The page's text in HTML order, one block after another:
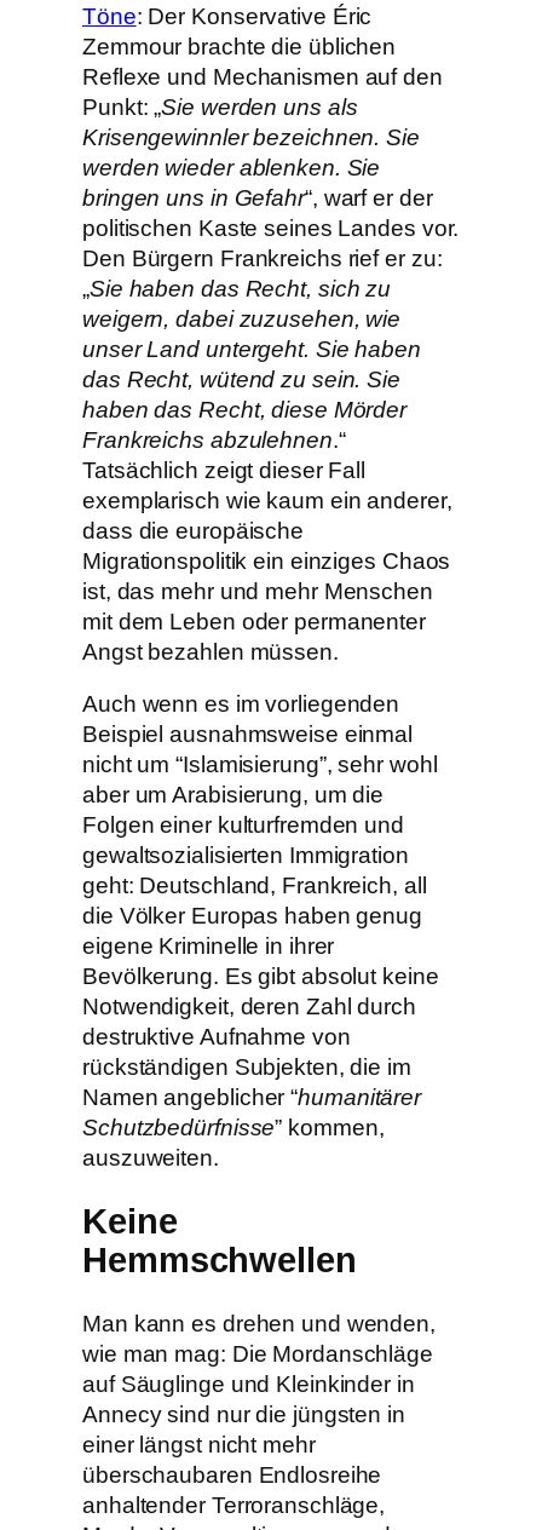
Töne: Der Konservative Éric
Zemmour brachte die üblichen
Reflexe und Mechanismen auf den
Punkt: „Sie werden uns als
Krisengewinnler bezeichnen. Sie
werden wieder ablenken. Sie
bringen uns in Gefahr“, warf er der
politischen Kaste seines Landes vor.
Den Bürgern Frankreichs rief er zu:
„Sie haben das Recht, sich zu
weigern, dabei zuzusehen, wie
unser Land untergeht. Sie haben
das Recht, wütend zu sein. Sie
haben das Recht, diese Mörder
Frankreichs abzulehnen.“
Tatsächlich zeigt dieser Fall
exemplarisch wie kaum ein anderer,
dass die europäische
Migrationspolitik ein einziges Chaos
ist, das mehr und mehr Menschen
mit dem Leben oder permanenter
Angst bezahlen müssen.
Auch wenn es im vorliegenden
Beispiel ausnahmsweise einmal
nicht um “Islamisierung”, sehr wohl
aber um Arabisierung, um die
Folgen einer kulturfremden und
gewaltsozialisierten Immigration
geht: Deutschland, Frankreich, all
die Völker Europas haben genug
eigene Kriminelle in ihrer
Bevölkerung. Es gibt absolut keine
Notwendigkeit, deren Zahl durch
destruktive Aufnahme von
rückständigen Subjekten, die im
Namen angeblicher “humanitärer
Schutzbedürfnisse” kommen,
auszuweiten.
Keine
Hemmschwellen
Man kann es drehen und wenden,
wie man mag: Die Mordanschläge
auf Säuglinge und Kleinkinder in
Annecy sind nur die jüngsten in
einer längst nicht mehr
überschaubaren Endlosreihe
anhaltender Terroranschläge,